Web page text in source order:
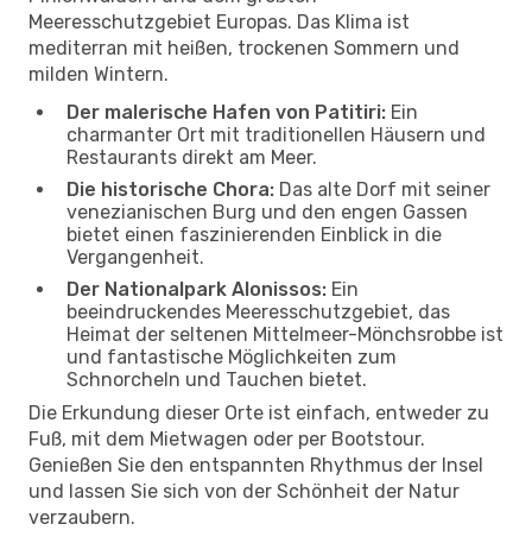
Meeresschutzgebiet Europas. Das Klima ist
mediterran mit heißen, trockenen Sommern und
milden Wintern.
Der malerische Hafen von Patitiri: Ein
charmanter Ort mit traditionellen Häusern und
Restaurants direkt am Meer.
Die historische Chora: Das alte Dorf mit seiner
venezianischen Burg und den engen Gassen
bietet einen faszinierenden Einblick in die
Vergangenheit.
Der Nationalpark Alonissos: Ein
beeindruckendes Meeresschutzgebiet, das
Heimat der seltenen Mittelmeer-Mönchsrobbe ist
und fantastische Möglichkeiten zum
Schnorcheln und Tauchen bietet.
Die Erkundung dieser Orte ist einfach, entweder zu
Fuß, mit dem Mietwagen oder per Bootstour.
Genießen Sie den entspannten Rhythmus der Insel
und lassen Sie sich von der Schönheit der Natur
verzaubern.